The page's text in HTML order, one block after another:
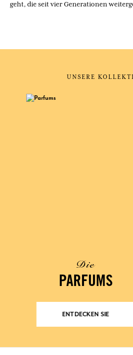
geht, die seit vier Generationen
UNSERE
Die
PARFUMS
ENTDECKEN SIE